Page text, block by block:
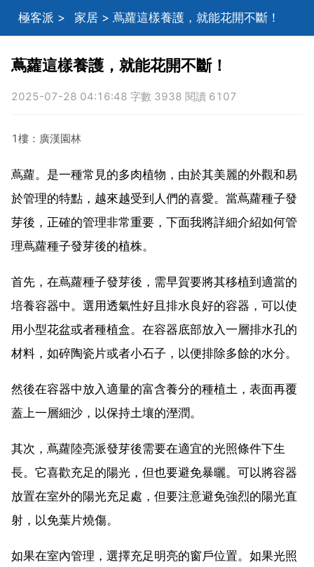
極客派 > 家居 > 蔦蘿這樣養護，就能花開不斷！
蔦蘿這樣養護，就能花開不斷！
2025-07-28 04:16:48 字數 3938 閱讀 6107
1樓：廣漢園林
蔦蘿。是一種常見的多肉植物，由於其美麗的外觀和易
於管理的特點，越來越受到人們的喜愛。當蔦蘿種子發
芽後，正確的管理非常重要，下面我將詳細介紹如何管
理蔦蘿種子發芽後的植株。
首先，在蔦蘿種子發芽後，需早賀要將其移植到適當的
培養容器中。選用透氣性好且排水良好的容器，可以使
用小型花盆或者種植盒。在容器底部放入一層排水孔的
材料，如碎陶瓷片或者小石子，以便排除多餘的水分。
然後在容器中放入適量的富含養分的種植土，表面再覆
蓋上一層細沙，以保持土壤的溼潤。
其次，蔦蘿陸亮派發芽後需要在適宜的光照條件下生
長。它喜歡充足的陽光，但也要避免暴曬。可以將容器
放置在室外的陽光充足處，但要注意避免強烈的陽光直
射，以免葉片燒傷。
如果在室內管理，選擇充足明亮的窗戶位置。如果光照